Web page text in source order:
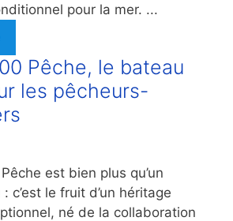
pour la mer. ...
Pêche, le bateau
les pêcheurs-
est bien plus qu’un
c’est le fruit d’un héritage
né de la collaboration